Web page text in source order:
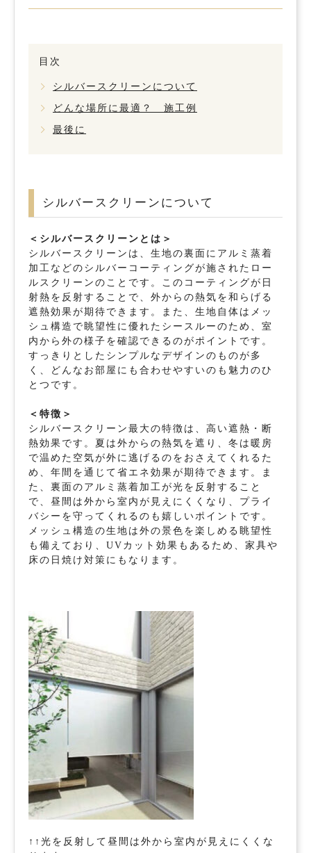
目次
シルバースクリーンについて
どんな場所に最適？ 施工例
最後に
シルバースクリーンについて
＜シルバースクリーンとは＞
シルバースクリーンは、生地の裏面にアルミ蒸着
加工などのシルバーコーティングが施されたロー
ルスクリーンのことです。このコーティングが日
射熱を反射することで、外からの熱気を和らげる
遮熱効果が期待できます。また、生地自体はメッ
シュ構造で眺望性に優れたシースルーのため、室
内から外の様子を確認できるのがポイントです。
すっきりとしたシンプルなデザインのものが多
く、どんなお部屋にも合わせやすいのも魅力のひ
とつです。
＜特徴＞
シルバースクリーン最大の特徴は、高い遮熱・断
熱効果です。夏は外からの熱気を遮り、冬は暖房
で温めた空気が外に逃げるのをおさえてくれるた
め、年間を通じて省エネ効果が期待できます。ま
た、裏面のアルミ蒸着加工が光を反射すること
で、昼間は外から室内が見えにくくなり、プライ
バシーを守ってくれるのも嬉しいポイントです。
メッシュ構造の生地は外の景色を楽しめる眺望性
も備えており、UVカット効果もあるため、家具や
床の日焼け対策にもなります。
↑↑光を反射して昼間は外から室内が見えにくくな